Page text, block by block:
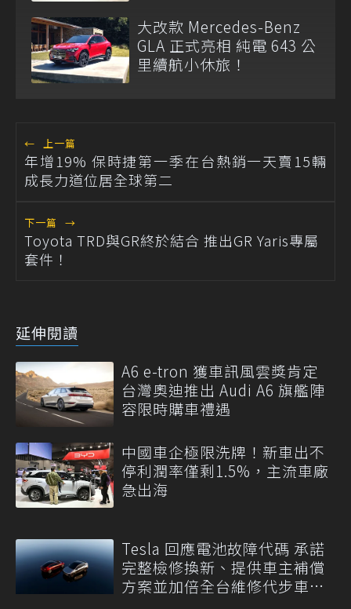
大改款 Mercedes-Benz
GLA 正式亮相 純電 643 公
里續航小休旅！
← 上一篇
年增19% 保時捷第一季在台熱銷一天賣15輛
成長力道位居全球第二
下一篇 →
Toyota TRD與GR終於結合 推出GR Yaris專屬
套件！
延伸閱讀
A6 e-tron 獲車訊風雲獎肯定
台灣奧迪推出 Audi A6 旗艦陣
容限時購車禮遇
中國車企極限洗牌！新車出不
停利潤率僅剩1.5%，主流車廠
急出海
Tesla 回應電池故障代碼 承諾
完整檢修換新、提供車主補償
方案並加倍全台維修代步車數